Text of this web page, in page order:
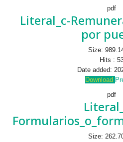
pdf
Literal_c-
por
Size:
Hits :
Date added:
Download
pdf
Size: